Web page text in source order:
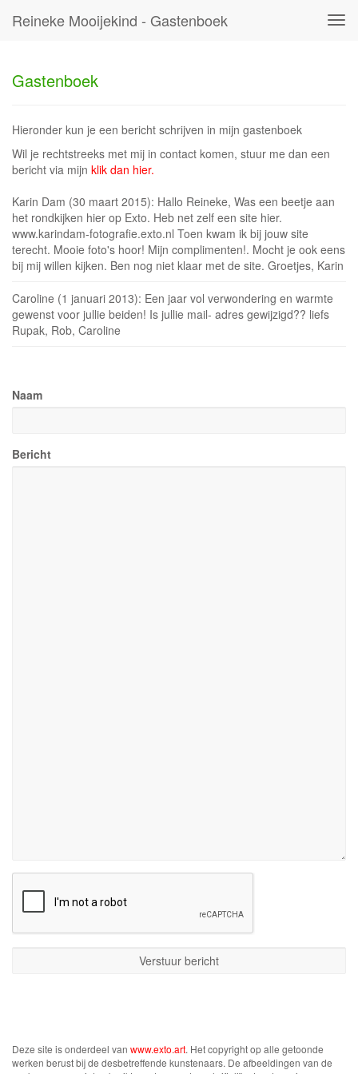
Reineke Mooijekind - Gastenboek
Gastenboek
Hieronder kun je een bericht schrijven in mijn gastenboek
Wil je rechtstreeks met mij in contact komen, stuur me dan een
bericht via mijn klik dan hier.
Karin Dam (30 maart 2015): Hallo Reineke, Was een beetje aan
het rondkijken hier op Exto. Heb net zelf een site hier.
www.karindam-fotografie.exto.nl Toen kwam ik bij jouw site
terecht. Mooie foto's hoor! Mijn complimenten!. Mocht je ook eens
bij mij willen kijken. Ben nog niet klaar met de site. Groetjes, Karin
Caroline (1 januari 2013): Een jaar vol verwondering en warmte
gewenst voor jullie beiden! Is jullie mail- adres gewijzigd?? liefs
Rupak, Rob, Caroline
Naam
Bericht
Deze site is onderdeel van www.exto.art. Het copyright op alle getoonde
werken berust bij de desbetreffende kunstenaars. De afbeeldingen van de